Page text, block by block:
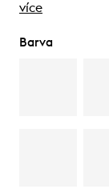
více
Barva